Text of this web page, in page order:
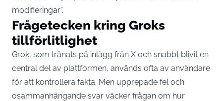
modifieringar”.
Frågetecken kring Groks
tillförlitlighet
Grok, som tränats på inlägg från X och snabbt blivit en
central del av plattformen, används ofta av användare
för att kontrollera fakta. Men upprepade fel och
osammanhängande svar väcker frågan om hur